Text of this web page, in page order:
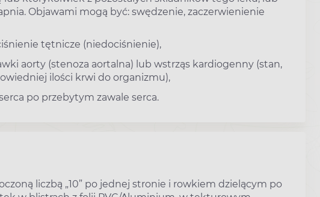
Objawami mogą być: swędzenie, zaczerwienienie
tętnicze (niedociśnienie),
aorty (stenoza aortalna) lub wstrząs kardiogenny (stan,
ilości krwi do organizmu),
po przebytym zawale serca.
liczbą „10” po jednej stronie i rowkiem dzielącym po